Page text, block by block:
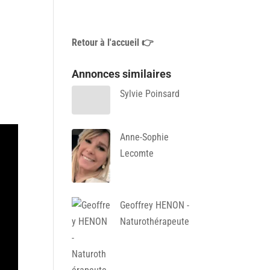
Retour à l'accueil 👉
Annonces similaires
Sylvie Poinsard
Anne-Sophie
Lecomte
Geoffrey HENON -
Naturothérapeute